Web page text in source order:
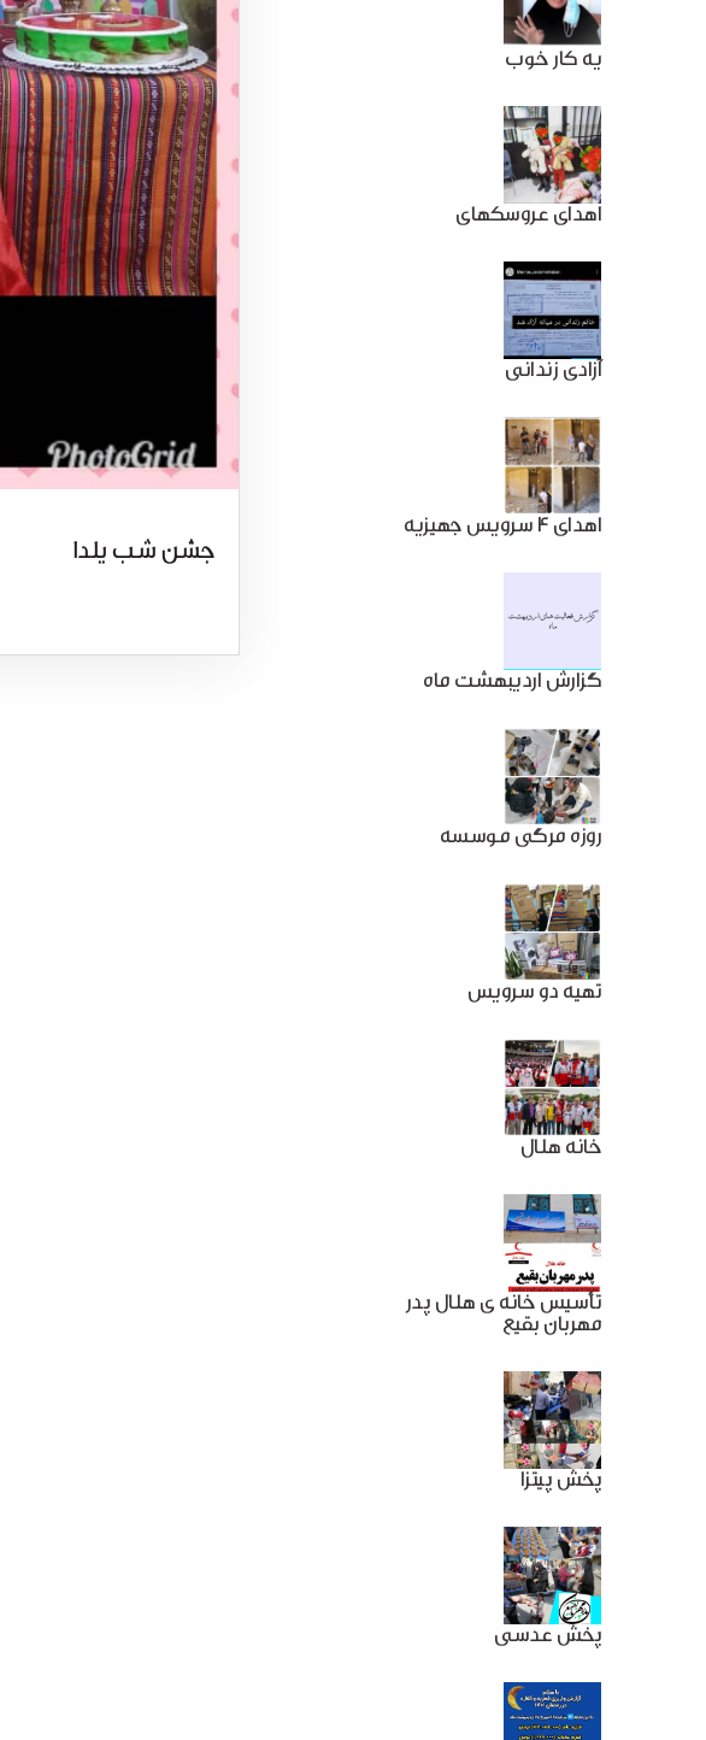
جشن شب یلدا
یه کار خوب
اهدای عروسکهای
آزادی زندانی
اهدای 4 سرویس جهیزیه
گزارش اردیبهشت ماه
روزه مرگی موسسه
تهیه دو سرویس
خانه هلال
تأسیس خانه ی هلال پدر
مهربان بقیع
پخش پیتزا
پخش عدسی